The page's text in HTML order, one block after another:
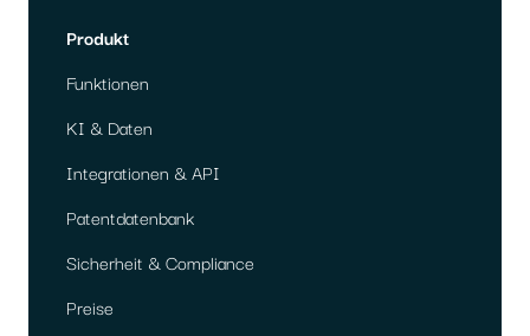
Produkt
Funktionen
KI & Daten
Integrationen & API
Patentdatenbank
Sicherheit & Compliance
Preise